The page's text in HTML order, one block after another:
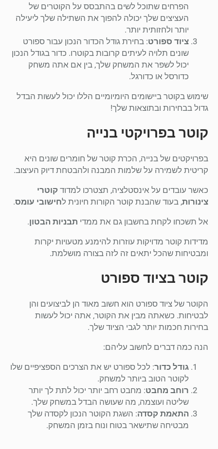
הפרחים שתוכל לשים בהתבסס על הקוטרים של
העציצים שלך יכולה להפוך את השתילה שלך ליעילה
יותר ולחזותית יותר.
ציוד ספורט: בחירת גודל הכדור הנכון עבור ספורט
שונים תלויה לעיתים קרובות בקוטרו. כדור בגודל הנכון
יכול לשפר את המשחק שלך, בין אם אתה משחק
כדורסל או כדורגל.
שימוש בקוטר ביישומים היומיומיים הללו יכול לעשות הבדל
גדול בבחירות ובתוצאות שלך!
קוטר בפרויקטי בנייה
בפרויקטים של בנייה, הכרת קוטר של חומרים שונים היא
קריטית לשמירה על שלמות המבנה ולהבטחת דיוק העיצוב.
כאשר עובדים על אינסטלציה, תצטרכו למדוד קוטרי
צינורות, בעוד שהבנת קוטר הקורות חיונית לחישובי עומס.
אל תשכחו לקחת בחשבון גם את ממדי תבניות הבטון.
מדידות קוטר מדויקות עוזרות להימנע מטעויות יקרות
ומבטיחות שהכל יתאים זה לזה בצורה מושלמת.
קוטר בציוד ספורט
הקוטר של ציוד ספורט הוא חשוב מאוד הן לביצועים והן
לבטיחות. כשאתה מבין את הקוטר, אתה יכול לעשות
בחירות חכמות יותר לגבי הציוד שלך.
הנה כמה דברים לחשוב עליהם:
גודל כדור: לכל ספורט יש את הצרכים הספציפיים שלו
לקוטר הטוב ביותר למשחק.
רוחב מחבט: מחבט רחב יותר יכול לתת לך יותר
שליטה ועוצמה, מה שעושה הבדל במשחק שלך.
התאמת קסדה: השגת הקוטר הנכון לקסדה שלך
מבטיחה שתישאר בטוח ונוח בזמן המשחק.